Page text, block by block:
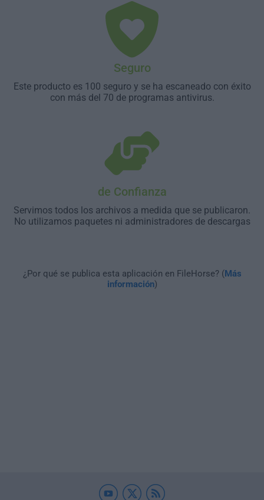
Seguro
Este producto es 100 seguro y se ha escaneado con éxito
con más del 70 de programas antivirus.
de Confianza
Servimos todos los archivos a medida que se publicaron.
No utilizamos paquetes ni administradores de descargas
¿Por qué se publica esta aplicación en FileHorse? (Más
información)